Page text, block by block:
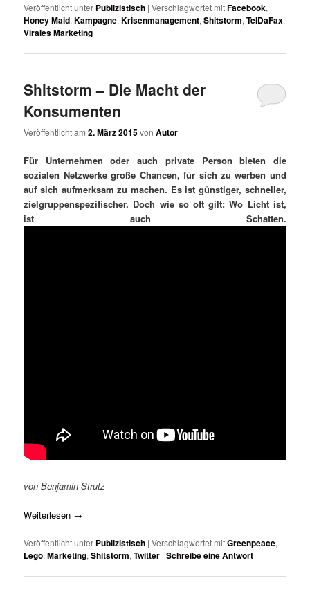
Veröffentlicht unter Publizistisch |Verschlagwortet mitFacebook,
Honey Maid,Kampagne,Krisenmanagement,Shitstorm,TelDaFax,
Virales Marketing
Shitstorm – Die Macht der
Konsumenten
Veröffentlicht am2. März 2015vonAutor
Für Unternehmen oder auch private Person bieten die
sozialen Netzwerke große Chancen, für sich zu werben und
auf sich aufmerksam zu machen. Es ist günstiger, schneller,
zielgruppenspezifischer. Doch wie so oft gilt: Wo Licht ist,
ist auch Schatten.
von Benjamin Strutz
Weiterlesen →
Veröffentlicht unter Publizistisch |Verschlagwortet mitGreenpeace,
Lego,Marketing,Shitstorm,Twitter |Schreibe eine Antwort